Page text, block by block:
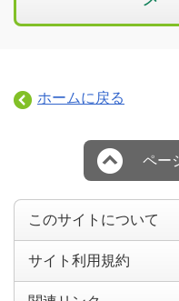
ホームに戻る
ペー
このサイトについて
サイト利用規約